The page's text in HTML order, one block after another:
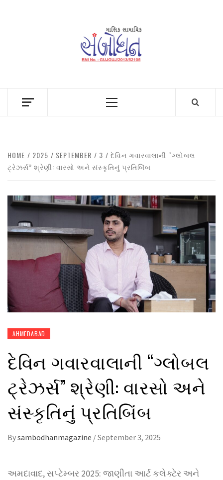
Primary
HOME 2025 SEPTEMBER 3
દેવિન ગવારવાલાની “ગ્લોબલ
ટ્રેઝર્સ” શ્રેણી: વારસો અને સંસ્કૃતિનું પ્રતિબિંબ
AHMEDABAD
દેવિન ગવારવાલાની “ગ્લોબલ
ટ્રેઝર્સ” શ્રેણી: વારસો અને
સંસ્કૃતિનું પ્રતિબિંબ
Bysambodhanmagazine /September 3, 2025
અમદાવાદ, સપ્ટેમ્બર 2025: જાણીતા આર્ટ કલેક્ટેર અને